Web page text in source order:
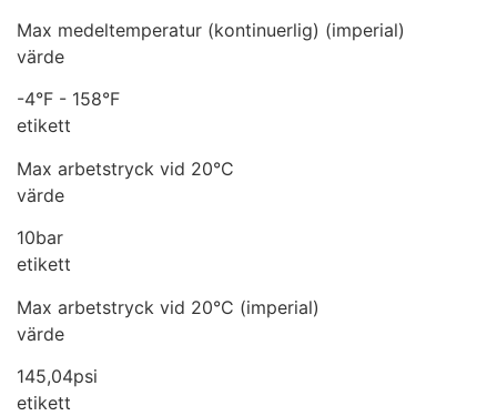
Max medeltemperatur (kontinuerlig) (imperial)
värde
-4°F - 158°F
etikett
Max arbetstryck vid 20°C
värde
10bar
etikett
Max arbetstryck vid 20°C (imperial)
värde
145,04psi
etikett